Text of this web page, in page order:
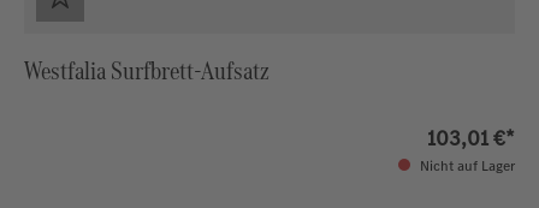
Westfalia Surfbrett-Aufsatz
103,01 €*
Nicht auf Lager